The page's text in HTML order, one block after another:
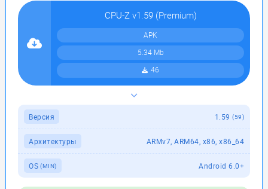
CPU-Z v1.59 (Premium)
APK
5.34 Mb
46
Версия 1.59 (59)
Архитектуры ARMv7, ARM64, x86, x86_64
OS (MIN) Android 6.0+